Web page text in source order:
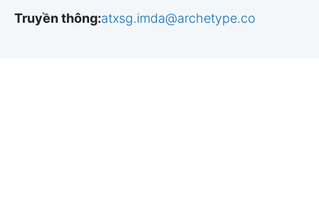
Truyền thông:atxsg.imda@archetype.co